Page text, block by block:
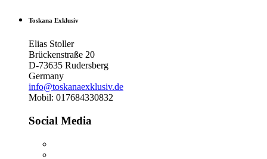
Toskana Exklusiv
Elias Stoller
Brückenstraße 20
D-73635 Rudersberg
Germany
info@toskanaexklusiv.de
Mobil: 017684330832
Social Media